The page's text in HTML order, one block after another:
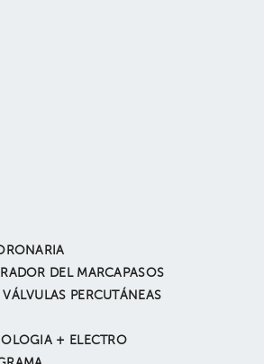
DEL MARCAPASOS
PERCUTÁNEAS
+ ELECTRO